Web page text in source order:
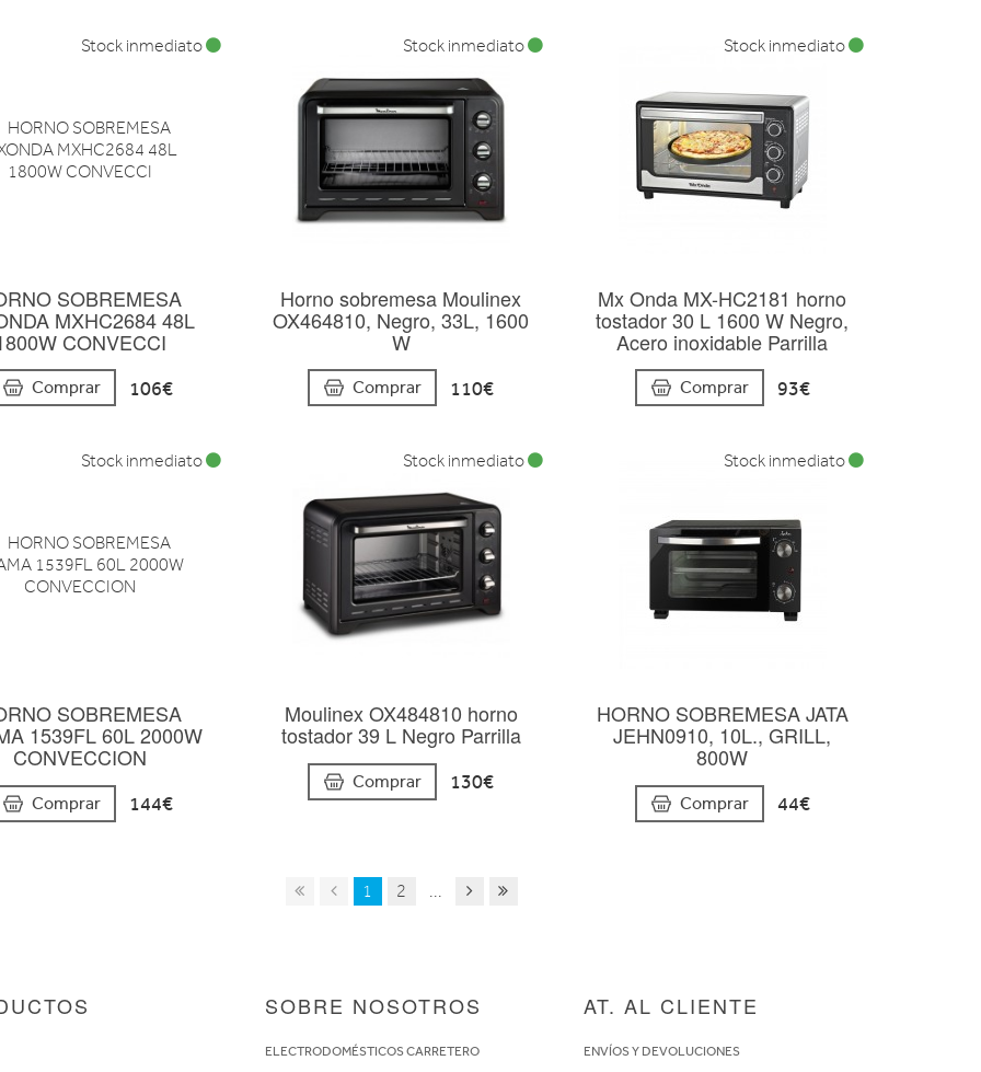
SOBREMESA
MXHC2684 48L
CONVECCI
Comprar 106€
Stock inmediato
Horno sobremesa Moulinex
OX464810, Negro, 33L, 1600
W
Comprar 110€
Stock inmediato
Mx Onda MX-HC2181 horno
tostador 30 L 1600 W Negro,
Acero inoxidable Parrilla
Comprar 93€
Stock inmediato
SOBREMESA
1539FL 60L 2000W
CONVECCION
Comprar 144€
Stock inmediato
Moulinex OX484810 horno
tostador 39 L Negro Parrilla
Comprar 130€
Stock inmediato
HORNO SOBREMESA JATA
JEHN0910, 10L., GRILL,
800W
Comprar 44€
Stock inmediato
1 2
SOBRE NOSOTROS
ELECTRODOMÉSTICOS CARRETERO
AT. AL CLIENTE
ENVÍOS Y DEVOLUCIONES